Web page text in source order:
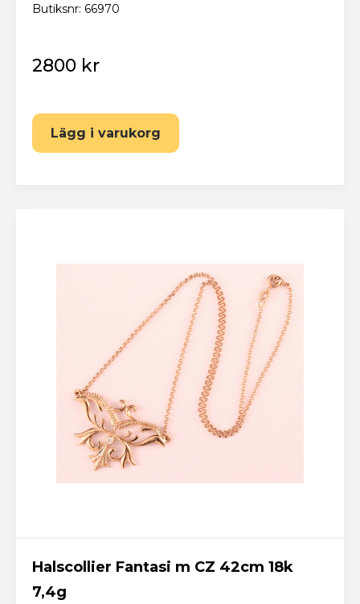
Butiksnr: 66970
2800 kr
Lägg i varukorg
Halscollier Fantasi m CZ 42cm 18k
7,4g